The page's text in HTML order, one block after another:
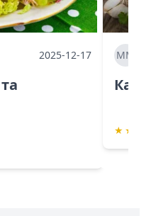
2025-12-17 ММ
★ ★